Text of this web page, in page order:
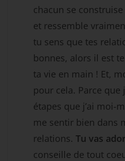
chacun se
et ressemble
tu sens que tes
bonnes, alors il est
ta vie en main ! Et,
pour cela. Parce que
étapes que j’ai moi-
me sentir bien dans
relations. Tu vas
conseille de tout